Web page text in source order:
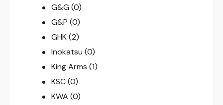
G&G (0)
G&P (0)
GHK (2)
Inokatsu (0)
King Arms (1)
KSC (0)
KWA (0)